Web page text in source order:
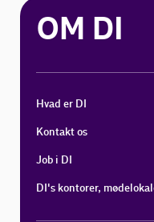
OM DI
Hvad er DI
Kontakt os
Job i DI
DI's kontorer,